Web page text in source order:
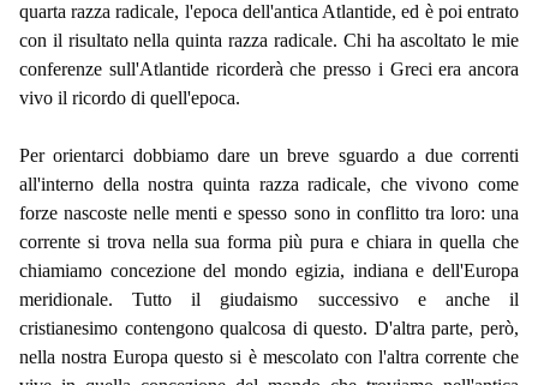
quarta razza radicale, l'epoca dell'antica Atlantide, ed è poi entrato
con il risultato nella quinta razza radicale. Chi ha ascoltato le mie
conferenze sull'Atlantide ricorderà che presso i Greci era ancora
vivo il ricordo di quell'epoca.
Per orientarci dobbiamo dare un breve sguardo a due correnti
all'interno della nostra quinta razza radicale, che vivono come
forze nascoste nelle menti e spesso sono in conflitto tra loro: una
corrente si trova nella sua forma più pura e chiara in quella che
chiamiamo concezione del mondo egizia, indiana e dell'Europa
meridionale. Tutto il giudaismo successivo e anche il
cristianesimo contengono qualcosa di questo. D'altra parte, però,
nella nostra Europa questo si è mescolato con l'altra corrente che